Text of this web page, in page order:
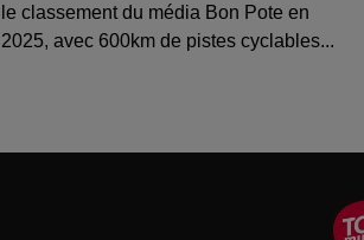
le classement du média Bon Pote en
2025, avec 600km de pistes cyclables...